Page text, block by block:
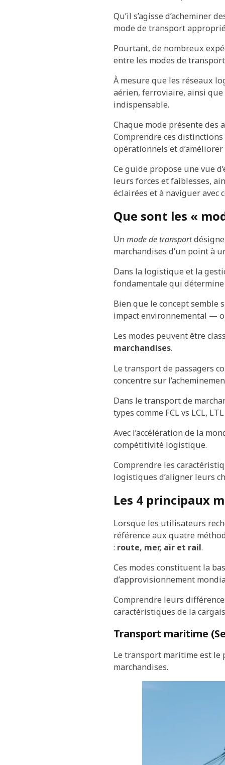
Qu’il s’agisse d’acheminer
mode de transport
Pourtant, de nombreux
entre les modes de
À mesure que les réseaux
aérien, ferroviaire, ainsi
indispensable.
Chaque mode présente des
Comprendre ces
opérationnels et
Ce guide propose une vue
leurs forces et faiblesses,
éclairées et à naviguer avec
Que sont les «
Unmode de transportdésigne
marchandises d’un point à
Dans la logistique et la
fondamentale qui
Bien que le concept semble
impact environnemental —
Les modes peuvent être
marchandises.
Le transport de passagers
concentre sur
Dans le transport de
types comme FCL vs LCL,
Avec l’accélération de la
compétitivité logistique.
Comprendre les
logistiques d’aligner leurs
Les 4 principaux
Lorsque les utilisateurs
référence aux quatre
: route, mer, air et rail.
Ces modes constituent la
d’approvisionnement
Comprendre leurs
caractéristiques de la
Transport maritime
Le transport maritime est le
marchandises.